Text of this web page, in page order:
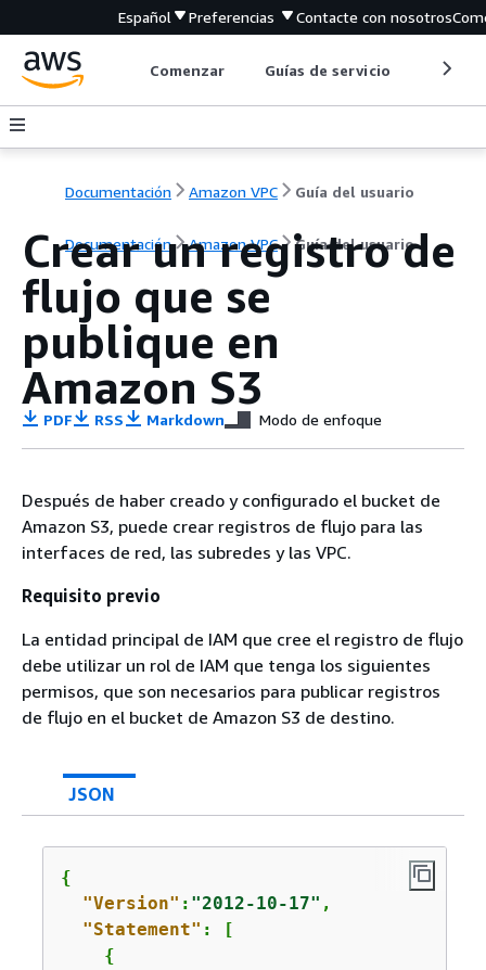
Español Preferencias Contacte con nosotros
Comenzar Guías de servicio
Documentación Amazon VPC Guía del usuario
Documentación Amazon VPC Guía del usuario
Crear un registro de
flujo que se
publique en
Amazon S3
PDF RSS Markdown Modo de enfoque
Después de haber creado y configurado el bucket de
Amazon S3, puede crear registros de flujo para las
interfaces de red, las subredes y las VPC.
Requisito previo
La entidad principal de IAM que cree el registro de flujo
debe utilizar un rol de IAM que tenga los siguientes
permisos, que son necesarios para publicar registros
de flujo en el bucket de Amazon S3 de destino.
JSON
{
"Version" : "2012-10-17" ,
"Statement" : [
{